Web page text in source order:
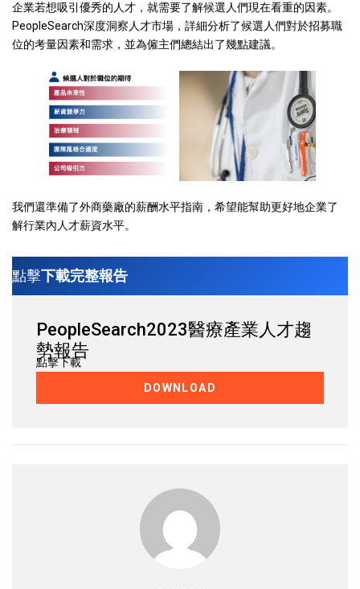
企業若想吸引優秀的人才，就需要了解候選人們現在看重的因素。
PeopleSearch深度洞察人才市場，詳細分析了候選人們對於招募職
位的考量因素和需求，並為僱主們總結出了幾點建議。
我們還準備了外商藥廠的薪酬水平指南，希望能幫助更好地企業了
解行業內人才薪資水平。
點擊下載完整報告
PeopleSearch2023醫療產業人才趨
勢報告
點擊下載
DOWNLOAD